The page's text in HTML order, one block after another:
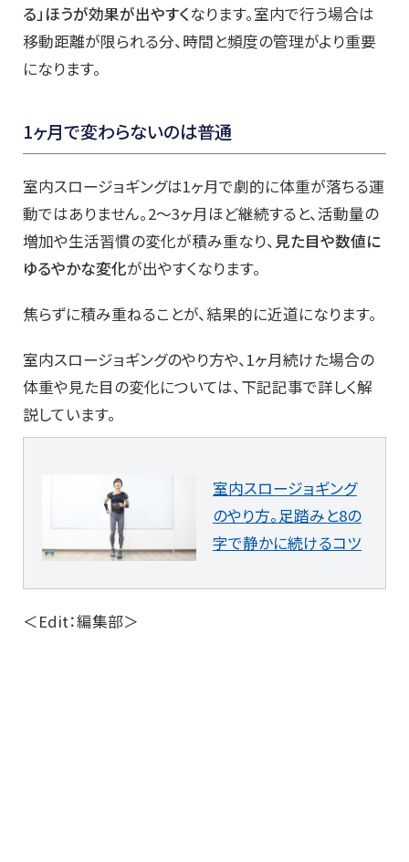
る」ほうが効果が出やすくなります。室内で行う場合は
移動距離が限られる分、時間と頻度の管理がより重要
になります。
1ヶ月で変わらないのは普通
室内スロージョギングは1ヶ月で劇的に体重が落ちる運
動ではありません。2〜3ヶ月ほど継続すると、活動量の
増加や生活習慣の変化が積み重なり、見た目や数値に
ゆるやかな変化が出やすくなります。
焦らずに積み重ねることが、結果的に近道になります。
室内スロージョギングのやり方や、1ヶ月続けた場合の
体重や見た目の変化については、下記記事で詳しく解
説しています。
室内スロージョギング
のやり方。足踏みと8の
字で静かに続けるコツ
＜Edit：編集部＞